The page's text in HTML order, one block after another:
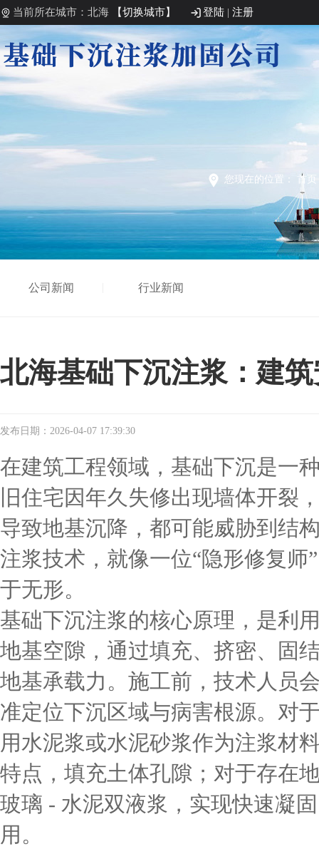
当前所在城市：北海 【切换城市】 登陆 | 注册
您现在的位置： 首页
公司新闻 行业新闻
北海基础下沉注浆：建
发布日期：2026-04-07 17:39:30
在建筑工程领域，基础下沉是一
旧住宅因年久失修出现墙体开裂
导致地基沉降，都可能威胁到结
注浆技术，就像一位“隐形修复
于无形。
基础下沉注浆的核心原理，是利
地基空隙，通过填充、挤密、固
地基承载力。施工前，技术人员
准定位下沉区域与病害根源。对
用水泥浆或水泥砂浆作为注浆材
特点，填充土体孔隙；对于存在
玻璃 - 水泥双液浆，实现快速凝
用。